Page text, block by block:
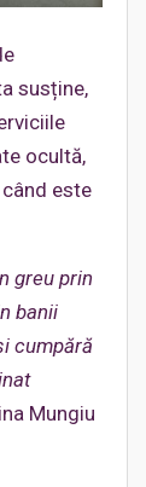
susține,
ocultă,
este
greu prin
banii
cumpără
Mungiu